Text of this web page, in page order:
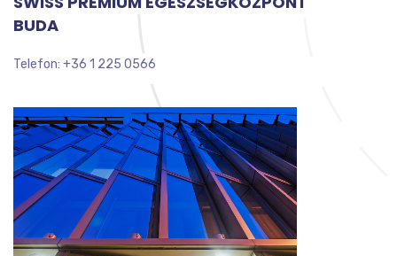
BUDA
Telefon: +36 1 225 0566